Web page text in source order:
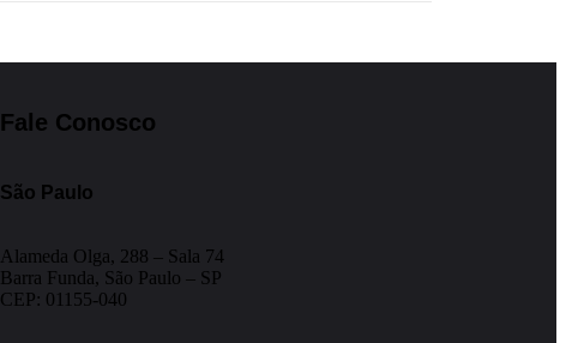
Fale Conosco
São Paulo
Alameda Olga, 288 – Sala 74
Barra Funda, São Paulo – SP
CEP: 01155-040